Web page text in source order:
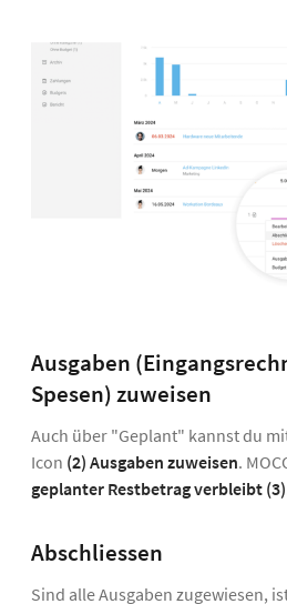
Ausgaben
Spesen) zuweisen
Auch über "Geplant" kannst du
Icon (2) Ausgaben zuweisen.
geplanter Restbetrag verbleibt (3)
Abschliessen
Sind alle Ausgaben zugewiesen,